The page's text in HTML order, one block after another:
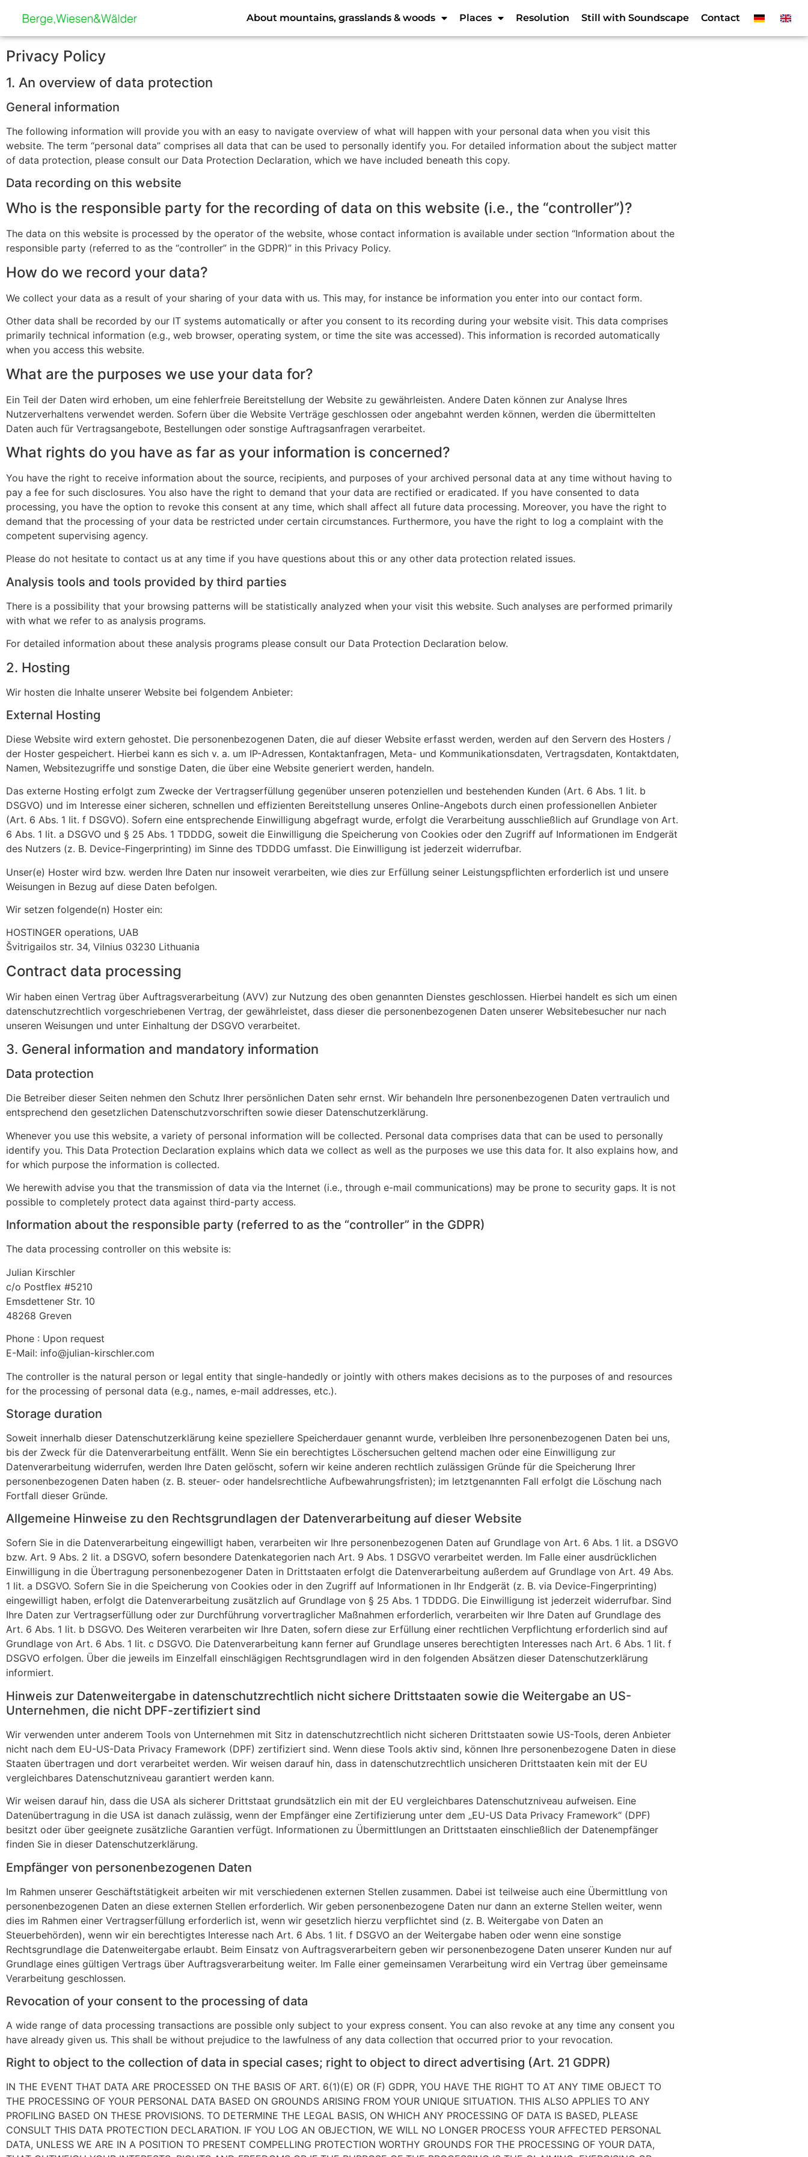
About mountains, grasslands & woods Places Resolution Still with Soundscape Contact
Privacy Policy
1. An overview of data protection
General information
The following information will provide you with an easy to navigate overview of what will happen with your personal data when you visit this
website. The term “personal data” comprises all data that can be used to personally identify you. For detailed information about the subject matter
of data protection, please consult our Data Protection Declaration, which we have included beneath this copy.
Data recording on this website
Who is the responsible party for the recording of data on this website (i.e., the “controller”)?
The data on this website is processed by the operator of the website, whose contact information is available under section “Information about the
responsible party (referred to as the “controller” in the GDPR)” in this Privacy Policy.
How do we record your data?
We collect your data as a result of your sharing of your data with us. This may, for instance be information you enter into our contact form.
Other data shall be recorded by our IT systems automatically or after you consent to its recording during your website visit. This data comprises
primarily technical information (e.g., web browser, operating system, or time the site was accessed). This information is recorded automatically
when you access this website.
What are the purposes we use your data for?
Ein Teil der Daten wird erhoben, um eine fehlerfreie Bereitstellung der Website zu gewährleisten. Andere Daten können zur Analyse Ihres
Nutzerverhaltens verwendet werden. Sofern über die Website Verträge geschlossen oder angebahnt werden können, werden die übermittelten
Daten auch für Vertragsangebote, Bestellungen oder sonstige Auftragsanfragen verarbeitet.
What rights do you have as far as your information is concerned?
You have the right to receive information about the source, recipients, and purposes of your archived personal data at any time without having to
pay a fee for such disclosures. You also have the right to demand that your data are rectified or eradicated. If you have consented to data
processing, you have the option to revoke this consent at any time, which shall affect all future data processing. Moreover, you have the right to
demand that the processing of your data be restricted under certain circumstances. Furthermore, you have the right to log a complaint with the
competent supervising agency.
Please do not hesitate to contact us at any time if you have questions about this or any other data protection related issues.
Analysis tools and tools provided by third parties
There is a possibility that your browsing patterns will be statistically analyzed when your visit this website. Such analyses are performed primarily
with what we refer to as analysis programs.
For detailed information about these analysis programs please consult our Data Protection Declaration below.
2. Hosting
Wir hosten die Inhalte unserer Website bei folgendem Anbieter:
External Hosting
Diese Website wird extern gehostet. Die personenbezogenen Daten, die auf dieser Website erfasst werden, werden auf den Servern des Hosters /
der Hoster gespeichert. Hierbei kann es sich v. a. um IP-Adressen, Kontaktanfragen, Meta- und Kommunikationsdaten, Vertragsdaten, Kontaktdaten,
Namen, Websitezugriffe und sonstige Daten, die über eine Website generiert werden, handeln.
Das externe Hosting erfolgt zum Zwecke der Vertragserfüllung gegenüber unseren potenziellen und bestehenden Kunden (Art. 6 Abs. 1 lit. b
DSGVO) und im Interesse einer sicheren, schnellen und effizienten Bereitstellung unseres Online-Angebots durch einen professionellen Anbieter
(Art. 6 Abs. 1 lit. f DSGVO). Sofern eine entsprechende Einwilligung abgefragt wurde, erfolgt die Verarbeitung ausschließlich auf Grundlage von Art.
6 Abs. 1 lit. a DSGVO und § 25 Abs. 1 TDDDG, soweit die Einwilligung die Speicherung von Cookies oder den Zugriff auf Informationen im Endgerät
des Nutzers (z. B. Device-Fingerprinting) im Sinne des TDDDG umfasst. Die Einwilligung ist jederzeit widerrufbar.
Unser(e) Hoster wird bzw. werden Ihre Daten nur insoweit verarbeiten, wie dies zur Erfüllung seiner Leistungspflichten erforderlich ist und unsere
Weisungen in Bezug auf diese Daten befolgen.
Wir setzen folgende(n) Hoster ein:
HOSTINGER operations, UAB
Švitrigailos str. 34, Vilnius 03230 Lithuania
Contract data processing
Wir haben einen Vertrag über Auftragsverarbeitung (AVV) zur Nutzung des oben genannten Dienstes geschlossen. Hierbei handelt es sich um einen
datenschutzrechtlich vorgeschriebenen Vertrag, der gewährleistet, dass dieser die personenbezogenen Daten unserer Websitebesucher nur nach
unseren Weisungen und unter Einhaltung der DSGVO verarbeitet.
3. General information and mandatory information
Data protection
Die Betreiber dieser Seiten nehmen den Schutz Ihrer persönlichen Daten sehr ernst. Wir behandeln Ihre personenbezogenen Daten vertraulich und
entsprechend den gesetzlichen Datenschutzvorschriften sowie dieser Datenschutzerklärung.
Whenever you use this website, a variety of personal information will be collected. Personal data comprises data that can be used to personally
identify you. This Data Protection Declaration explains which data we collect as well as the purposes we use this data for. It also explains how, and
for which purpose the information is collected.
We herewith advise you that the transmission of data via the Internet (i.e., through e-mail communications) may be prone to security gaps. It is not
possible to completely protect data against third-party access.
Information about the responsible party (referred to as the “controller” in the GDPR)
The data processing controller on this website is:
Julian Kirschler
c/o Postflex #5210
Emsdettener Str. 10
48268 Greven
Phone : Upon request
E-Mail: info@julian-kirschler.com
The controller is the natural person or legal entity that single-handedly or jointly with others makes decisions as to the purposes of and resources
for the processing of personal data (e.g., names, e-mail addresses, etc.).
Storage duration
Soweit innerhalb dieser Datenschutzerklärung keine speziellere Speicherdauer genannt wurde, verbleiben Ihre personenbezogenen Daten bei uns,
bis der Zweck für die Datenverarbeitung entfällt. Wenn Sie ein berechtigtes Löschersuchen geltend machen oder eine Einwilligung zur
Datenverarbeitung widerrufen, werden Ihre Daten gelöscht, sofern wir keine anderen rechtlich zulässigen Gründe für die Speicherung Ihrer
personenbezogenen Daten haben (z. B. steuer- oder handelsrechtliche Aufbewahrungsfristen); im letztgenannten Fall erfolgt die Löschung nach
Fortfall dieser Gründe.
Allgemeine Hinweise zu den Rechtsgrundlagen der Datenverarbeitung auf dieser Website
Sofern Sie in die Datenverarbeitung eingewilligt haben, verarbeiten wir Ihre personenbezogenen Daten auf Grundlage von Art. 6 Abs. 1 lit. a DSGVO
bzw. Art. 9 Abs. 2 lit. a DSGVO, sofern besondere Datenkategorien nach Art. 9 Abs. 1 DSGVO verarbeitet werden. Im Falle einer ausdrücklichen
Einwilligung in die Übertragung personenbezogener Daten in Drittstaaten erfolgt die Datenverarbeitung außerdem auf Grundlage von Art. 49 Abs.
1 lit. a DSGVO. Sofern Sie in die Speicherung von Cookies oder in den Zugriff auf Informationen in Ihr Endgerät (z. B. via Device-Fingerprinting)
eingewilligt haben, erfolgt die Datenverarbeitung zusätzlich auf Grundlage von § 25 Abs. 1 TDDDG. Die Einwilligung ist jederzeit widerrufbar. Sind
Ihre Daten zur Vertragserfüllung oder zur Durchführung vorvertraglicher Maßnahmen erforderlich, verarbeiten wir Ihre Daten auf Grundlage des
Art. 6 Abs. 1 lit. b DSGVO. Des Weiteren verarbeiten wir Ihre Daten, sofern diese zur Erfüllung einer rechtlichen Verpflichtung erforderlich sind auf
Grundlage von Art. 6 Abs. 1 lit. c DSGVO. Die Datenverarbeitung kann ferner auf Grundlage unseres berechtigten Interesses nach Art. 6 Abs. 1 lit. f
DSGVO erfolgen. Über die jeweils im Einzelfall einschlägigen Rechtsgrundlagen wird in den folgenden Absätzen dieser Datenschutzerklärung
informiert.
Hinweis zur Datenweitergabe in datenschutzrechtlich nicht sichere Drittstaaten sowie die Weitergabe an US-
Unternehmen, die nicht DPF-zertifiziert sind
Wir verwenden unter anderem Tools von Unternehmen mit Sitz in datenschutzrechtlich nicht sicheren Drittstaaten sowie US-Tools, deren Anbieter
nicht nach dem EU-US-Data Privacy Framework (DPF) zertifiziert sind. Wenn diese Tools aktiv sind, können Ihre personenbezogene Daten in diese
Staaten übertragen und dort verarbeitet werden. Wir weisen darauf hin, dass in datenschutzrechtlich unsicheren Drittstaaten kein mit der EU
vergleichbares Datenschutzniveau garantiert werden kann.
Wir weisen darauf hin, dass die USA als sicherer Drittstaat grundsätzlich ein mit der EU vergleichbares Datenschutzniveau aufweisen. Eine
Datenübertragung in die USA ist danach zulässig, wenn der Empfänger eine Zertifizierung unter dem „EU-US Data Privacy Framework“ (DPF)
besitzt oder über geeignete zusätzliche Garantien verfügt. Informationen zu Übermittlungen an Drittstaaten einschließlich der Datenempfänger
finden Sie in dieser Datenschutzerklärung.
Empfänger von personenbezogenen Daten
Im Rahmen unserer Geschäftstätigkeit arbeiten wir mit verschiedenen externen Stellen zusammen. Dabei ist teilweise auch eine Übermittlung von
personenbezogenen Daten an diese externen Stellen erforderlich. Wir geben personenbezogene Daten nur dann an externe Stellen weiter, wenn
dies im Rahmen einer Vertragserfüllung erforderlich ist, wenn wir gesetzlich hierzu verpflichtet sind (z. B. Weitergabe von Daten an
Steuerbehörden), wenn wir ein berechtigtes Interesse nach Art. 6 Abs. 1 lit. f DSGVO an der Weitergabe haben oder wenn eine sonstige
Rechtsgrundlage die Datenweitergabe erlaubt. Beim Einsatz von Auftragsverarbeitern geben wir personenbezogene Daten unserer Kunden nur auf
Grundlage eines gültigen Vertrags über Auftragsverarbeitung weiter. Im Falle einer gemeinsamen Verarbeitung wird ein Vertrag über gemeinsame
Verarbeitung geschlossen.
Revocation of your consent to the processing of data
A wide range of data processing transactions are possible only subject to your express consent. You can also revoke at any time any consent you
have already given us. This shall be without prejudice to the lawfulness of any data collection that occurred prior to your revocation.
Right to object to the collection of data in special cases; right to object to direct advertising (Art. 21 GDPR)
IN THE EVENT THAT DATA ARE PROCESSED ON THE BASIS OF ART. 6(1)(E) OR (F) GDPR, YOU HAVE THE RIGHT TO AT ANY TIME OBJECT TO
THE PROCESSING OF YOUR PERSONAL DATA BASED ON GROUNDS ARISING FROM YOUR UNIQUE SITUATION. THIS ALSO APPLIES TO ANY
PROFILING BASED ON THESE PROVISIONS. TO DETERMINE THE LEGAL BASIS, ON WHICH ANY PROCESSING OF DATA IS BASED, PLEASE
CONSULT THIS DATA PROTECTION DECLARATION. IF YOU LOG AN OBJECTION, WE WILL NO LONGER PROCESS YOUR AFFECTED PERSONAL
DATA, UNLESS WE ARE IN A POSITION TO PRESENT COMPELLING PROTECTION WORTHY GROUNDS FOR THE PROCESSING OF YOUR DATA,